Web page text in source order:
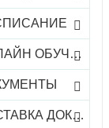
ОНЛАЙН ОБУЧЕНИЕ
ДОСТАВКА ДОКУМЕНТОВ